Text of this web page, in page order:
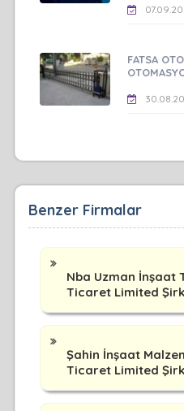
FATSA
Benzer Firmalar
Nba Uzman İnşaat
Ticaret Limited
Şahin İnşaat
Ticaret Limited